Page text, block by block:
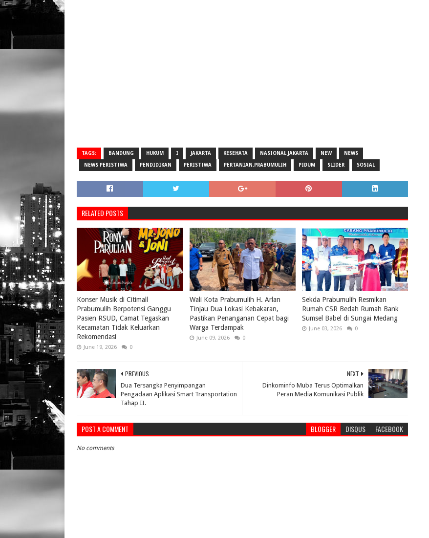
TAGS: BANDUNG HUKUM I JAKARTA KESEHATA NASIONAL JAKARTA NEW NEWS
NEWS PERISTIWA PENDIDIKAN PERISTIWA PERTANIAN.PRABUMULIH PIDUM SLIDER SOSIAL
RELATED POSTS
Konser Musik di Citimall
Prabumulih Berpotensi Ganggu
Pasien RSUD, Camat Tegaskan
Kecamatan Tidak Keluarkan
Rekomendasi
June 19, 2026 0
Wali Kota Prabumulih H. Arlan
Tinjau Dua Lokasi Kebakaran,
Pastikan Penanganan Cepat bagi
Warga Terdampak
June 09, 2026 0
Sekda Prabumulih Resmikan
Rumah CSR Bedah Rumah Bank
Sumsel Babel di Sungai Medang
June 03, 2026 0
NEXT
Dinkominfo Muba Terus Optimalkan
Peran Media Komunikasi Publik
PREVIOUS
Dua Tersangka Penyimpangan
Pengadaan Aplikasi Smart Transportation
Tahap II.
POST A COMMENT BLOGGER DISQUS FACEBOOK
No comments